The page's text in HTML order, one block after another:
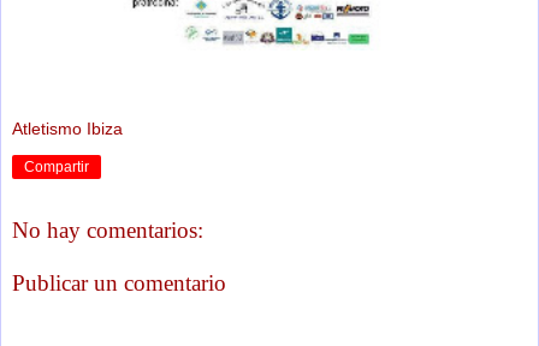
Atletismo Ibiza
Compartir
No hay comentarios:
Publicar un comentario